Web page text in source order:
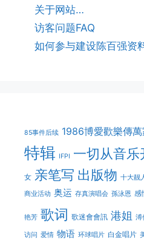
关于网站…
访客问题FAQ
如何参与建设陈百强资
85事件后续 1986博愛歡樂傳萬
特辑 IFPI 一切从音乐
女 亲笔写 出版物 十大靓
商业活动 奥运 存真演唱会 孫泳恩 感
艳芳 歌词 歌迷會會訊 港姐 溥
访问 爱情 物语 环球唱片 白金唱片